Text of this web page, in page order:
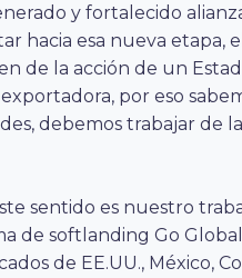
y fortalecido
hacia esa nueva
de la acción de un
por eso
debemos trabajar de
sentido es nuestro
de softlanding Go
de EE.UU., México,